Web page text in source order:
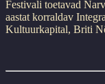
Festivali toetavad
aastat korraldav
Kultuurkapital, Briti